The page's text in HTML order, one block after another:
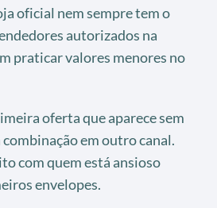
oficial nem sempre tem o
autorizados na
praticar valores menores no
oferta que aparece sem
em outro canal.
com quem está ansioso
envelopes.